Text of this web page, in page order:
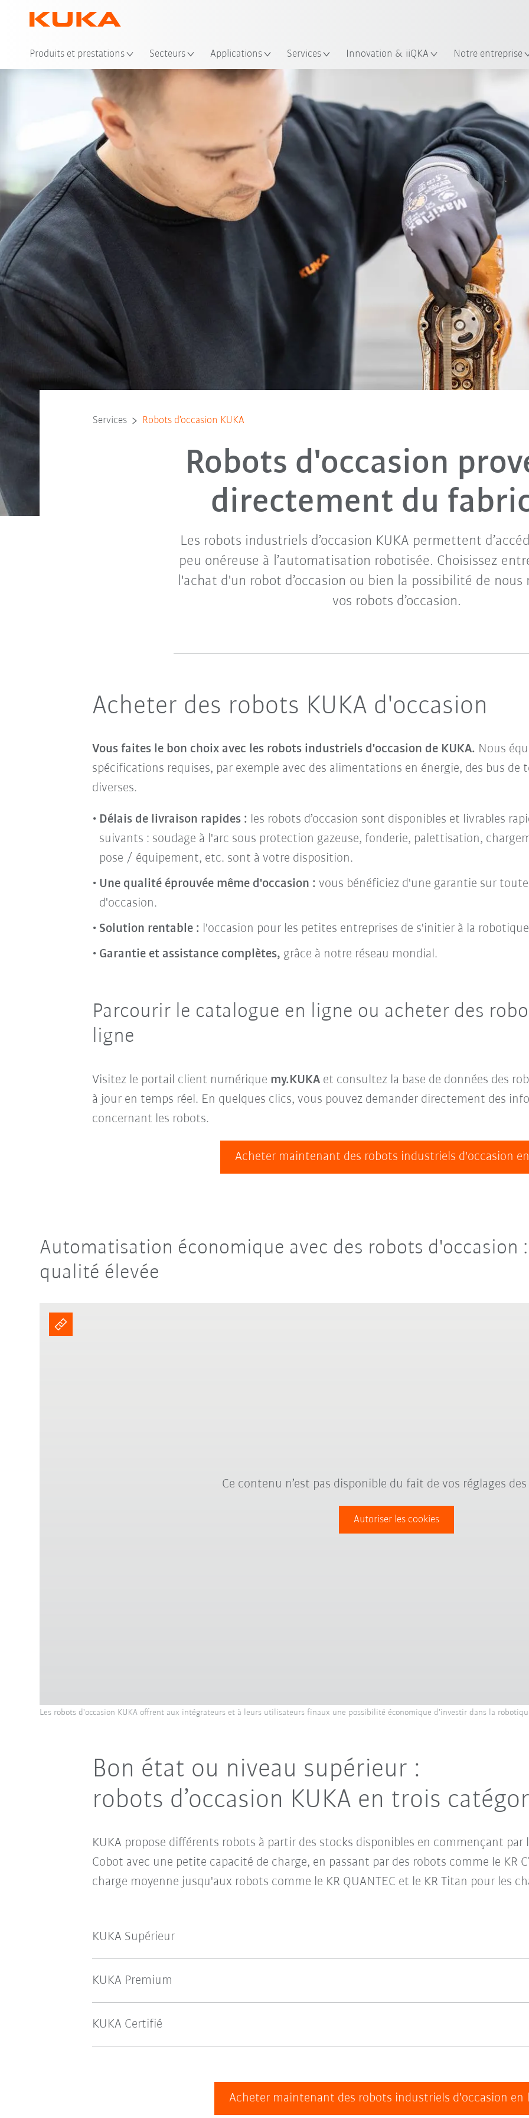
Produits et prestations Secteurs Applications Services Innovation & iiQKA Notre entreprise
Acheter un robot d’occasion Quality categories Louer un robot d’occasion
Services Robots d’occasion KUKA
Robots d'occasion
directement du
Les robots industriels d’occasion KUKA permettent
peu onéreuse à l’automatisation robotisée. Choisissez
l'achat d'un robot d’occasion ou bien la possibilité de nous
vos robots d’occasion.
Acheter des robots KUKA d'occasion
Vous faites le bon choix avec les robots industriels d'occasion de KUKA. Nous
spécifications requises, par exemple avec des alimentations en énergie, des bus
diverses.
Délais de livraison rapides : les robots d’occasion sont disponibles et livrables
suivants : soudage à l'arc sous protection gazeuse, fonderie, palettisation,
pose / équipement, etc. sont à votre disposition.
Une qualité éprouvée même d'occasion : vous bénéficiez d'une garantie sur
d'occasion.
Solution rentable : l'occasion pour les petites entreprises de s'initier à la
Garantie et assistance complètes, grâce à notre réseau mondial.
Parcourir le catalogue en ligne ou acheter des
ligne
Visitez le portail client numérique my.KUKAet consultez la base de données des
à jour en temps réel. En quelques clics, vous pouvez demander directement des
concernant les robots.
Acheter maintenant des robots industriels d'occasion
Automatisation économique avec des robots d'occasion
qualité élevée
Ce contenu n’est pas disponible du fait de vos réglages
Autoriser les cookies
Les robots d'occasion KUKA offrent aux intégrateurs et à leurs utilisateurs finaux une possibilité économique d'investir dans la
Bon état ou niveau supérieur :
robots d’occasion KUKA en trois
KUKA propose différents robots à partir des stocks disponibles en commençant par
Cobot avec une petite capacité de charge, en passant par des robots comme le KR
charge moyenne jusqu'aux robots comme le KR QUANTEC et le KR Titan pour les
KUKA Supérieur
KUKA Premium
KUKA Certifié
Acheter maintenant des robots industriels d'occasion en